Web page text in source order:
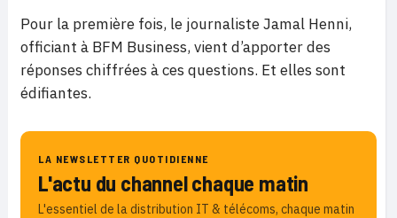
Pour la première fois, le journaliste Jamal Henni,
officiant à BFM Business, vient d’apporter des
réponses chiffrées à ces questions. Et elles sont
édifiantes.
LA NEWSLETTER QUOTIDIENNE
L'actu du channel chaque matin
L'essentiel de la distribution IT & télécoms, chaque matin